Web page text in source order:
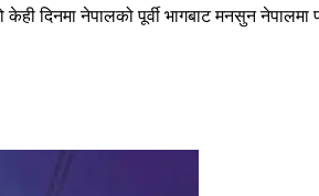
दिनमा नेपालको पूर्वी भागबाट मनसुन नेपालमा